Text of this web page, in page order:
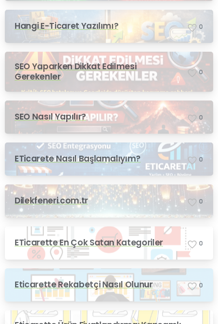
Hangi E-Ticaret Yazılımı? 0
SEO Yaparken Dikkat Edilmesi
Gerekenler
0
SEO Nasıl Yapılır? 0
ETicarete Nasıl Başlamalıyım? 0
Dilekfeneri.com.tr 0
ETicarette En Çok Satan Kategoriler 0
Eticarette Rekabetçi Nasıl Olunur 0